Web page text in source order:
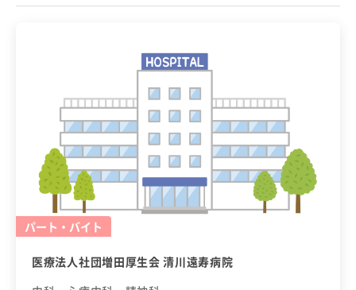
パート・バイト
医療法人社団増田厚生会 清川遠寿病院